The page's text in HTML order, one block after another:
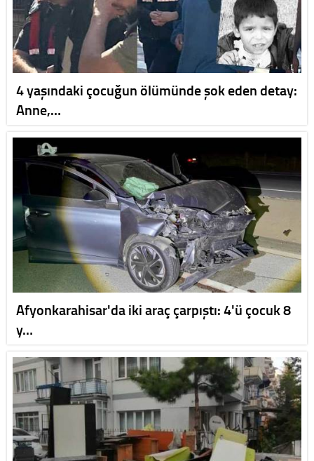
4 yaşındaki çocuğun ölümünde şok eden detay:
Anne,…
Afyonkarahisar'da iki araç çarpıştı: 4'ü çocuk 8
y…